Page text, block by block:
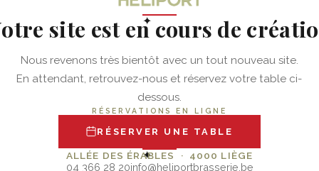
✦
site est en cours de
Nous revenons très bientôt avec un tout nouveau site.
En attendant, retrouvez-nous et réservez votre table ci-
dessous.
RÉSERVATIONS EN LIGNE
RÉSERVER UNE TABLE
✦
ALLÉE DES ÉRABLES · 4000 LIÈGE
04 366 28 20info@heliportbrasserie.be